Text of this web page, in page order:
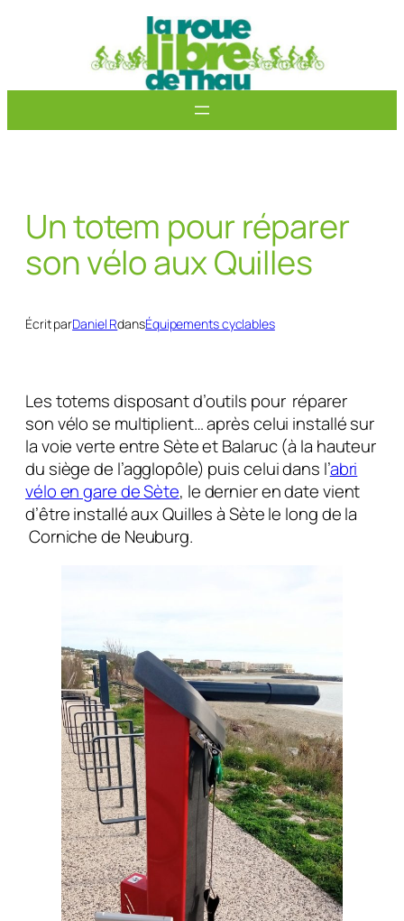
Un totem pour réparer
son vélo aux Quilles
Écrit parDaniel RdansÉquipements cyclables
Les totems disposant d’outils pour réparer
son vélo se multiplient… après celui installé sur
la voie verte entre Sète et Balaruc (à la hauteur
du siège de l’agglopôle) puis celui dans l’abri
vélo en gare de Sète, le dernier en date vient
d’être installé aux Quilles à Sète le long de la
Corniche de Neuburg.